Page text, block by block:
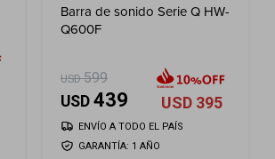
Barra de sonido Serie Q HW-
Q600F
USD 599
USD 439 USD 395
GARANTÍA: 1 AÑO
ENVÍO A TODO EL PAÍS